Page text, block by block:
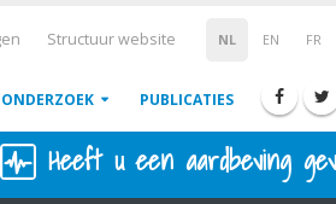
NL EN FR
Structuur website
ONDERZOEK PUBLICATIES
Heeft u een aardbeving